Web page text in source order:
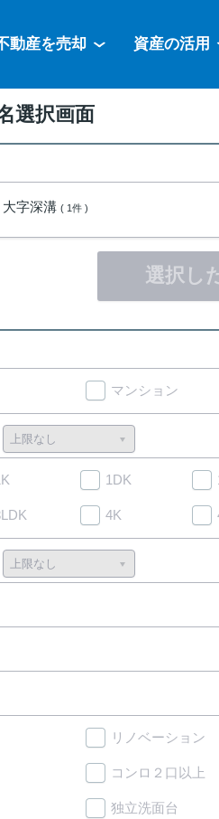
動産を売却 資産の活用
選択画面
大字深溝 ( 1件 )
選択し
マンション
1DK
4K
リノベーション
コンロ２口以上
独立洗面台